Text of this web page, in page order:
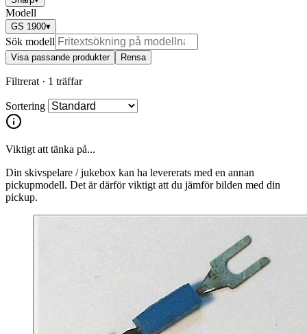
Modell
GS 1900▾
Sök modell
Visa passande produkter Rensa
Filtrerat · 1 träffar
Sortering
Viktigt att tänka på...
Din skivspelare / jukebox kan ha levererats med en annan
pickupmodell. Det är därför viktigt att du jämför bilden med din
pickup.